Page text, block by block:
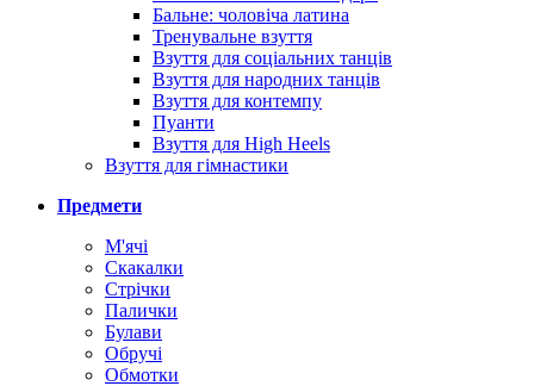
Бальне: чоловіча латина
Тренувальне взуття
Взуття для соціальних танців
Взуття для народних танців
Взуття для контемпу
Пуанти
Взуття для High Heels
Взуття для гімнастики
Предмети
М'ячі
Скакалки
Стрічки
Палички
Булави
Обручі
Обмотки